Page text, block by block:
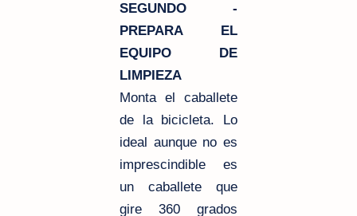
SEGUNDO -
PREPARA EL
EQUIPO DE
LIMPIEZA
Monta el caballete
de la bicicleta. Lo
ideal aunque no es
imprescindible es
un caballete que
gire 360 grados